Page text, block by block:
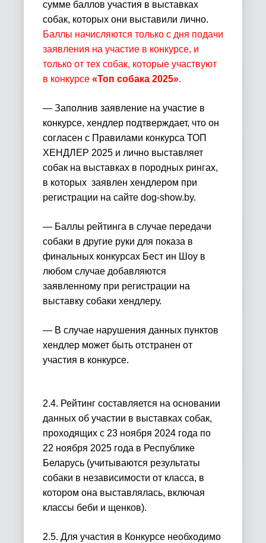
сумме баллов участия в выставках
собак, которых они выставили лично.
Баллы начисляются только с дня подачи
заявления на участие в конкурсе, и
только от тех собак, которые участвуют
в конкурсе «Топ собака 2025».
— Заполнив заявление на участие в
конкурсе, хендлер подтверждает, что он
согласен с Правилами конкурса ТОП
ХЕНДЛЕР 2025 и лично выставляет
собак на выставках в породных рингах,
в которых заявлен хендлером при
регистрации на сайте dog-show.by.
— Баллы рейтинга в случае передачи
собаки в другие руки для показа в
финальных конкурсах Бест ин Шоу в
любом случае добавляются
заявленному при регистрации на
выставку собаки хендлеру.
— В случае нарушения данных пунктов
хендлер может быть отстранен от
участия в конкурсе.
2.4. Рейтинг составляется на основании
данных об участии в выставках собак,
проходящих с 23 ноября 2024 года по
22 ноября 2025 года в Республике
Беларусь (учитываются результаты
собаки в независимости от класса, в
котором она выставлялась, включая
классы беби и щенков).
2.5. Для участия в Конкурсе необходимо